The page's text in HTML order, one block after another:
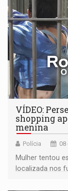
VÍDEO:
shopping
menina
Polícia 08
Mulher tentou
localizada nos